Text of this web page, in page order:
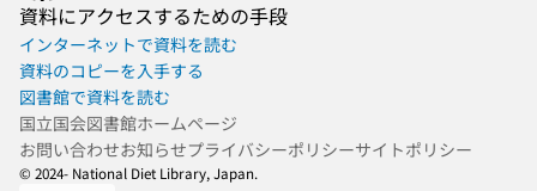
資料にアクセスするための手段
インターネットで資料を読む
資料のコピーを入手する
図書館で資料を読む
国立国会図書館ホームページ
お問い合わせお知らせプライバシーポリシーサイトポリシー
© 2024- National Diet Library, Japan.